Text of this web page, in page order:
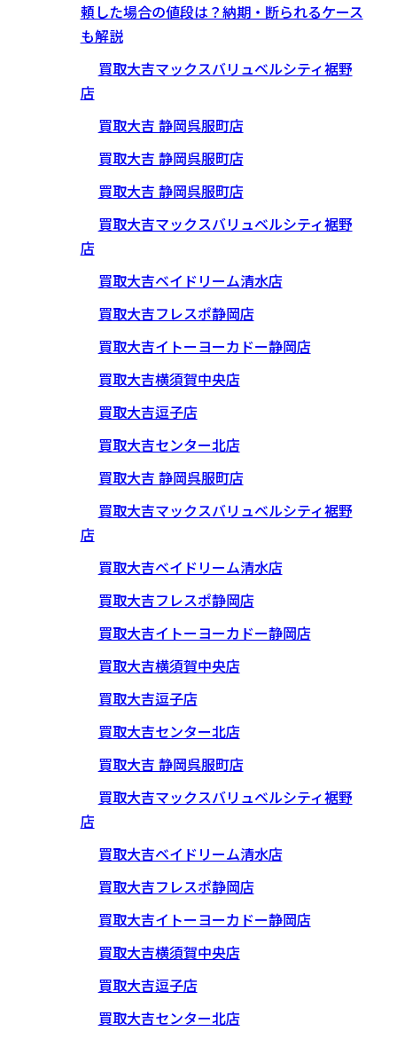
頼した場合の値段は？納期・断られるケース
も解説
買取大吉マックスバリュベルシティ裾野
店
買取大吉 静岡呉服町店
買取大吉 静岡呉服町店
買取大吉 静岡呉服町店
買取大吉マックスバリュベルシティ裾野
店
買取大吉ベイドリーム清水店
買取大吉フレスポ静岡店
買取大吉イトーヨーカドー静岡店
買取大吉横須賀中央店
買取大吉逗子店
買取大吉センター北店
買取大吉 静岡呉服町店
買取大吉マックスバリュベルシティ裾野
店
買取大吉ベイドリーム清水店
買取大吉フレスポ静岡店
買取大吉イトーヨーカドー静岡店
買取大吉横須賀中央店
買取大吉逗子店
買取大吉センター北店
買取大吉 静岡呉服町店
買取大吉マックスバリュベルシティ裾野
店
買取大吉ベイドリーム清水店
買取大吉フレスポ静岡店
買取大吉イトーヨーカドー静岡店
買取大吉横須賀中央店
買取大吉逗子店
買取大吉センター北店